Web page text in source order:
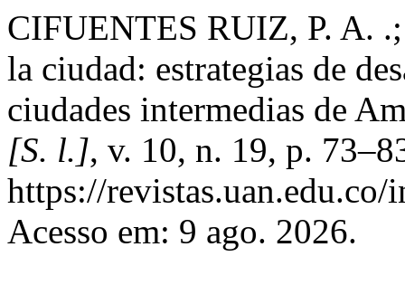
CIFUENTES RUIZ, P. A.
la ciudad: estrategias de
ciudades intermedias de
[S. l.], v. 10, n. 19, p.
https://
Acesso em: 9 ago. 2026.